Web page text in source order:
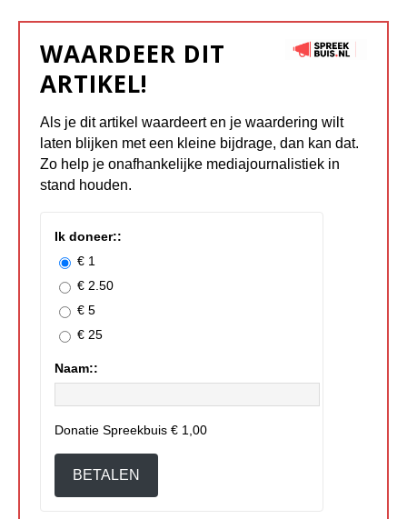
WAARDEER DIT
ARTIKEL!
Als je dit artikel waardeert en je waardering wilt
laten blijken met een kleine bijdrage, dan kan dat.
Zo help je onafhankelijke mediajournalistiek in
stand houden.
Ik doneer::
€ 1
€ 2.50
€ 5
€ 25
Naam::
Donatie Spreekbuis € 1,00
BETALEN